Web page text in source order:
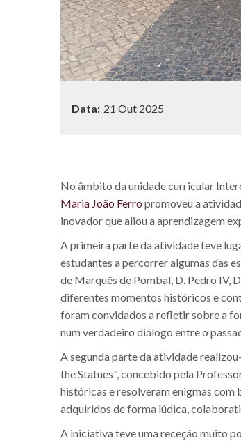
Data: 21 Out 2025
No âmbito da unidade curricular
Maria João Ferropromoveu a
inovador que aliou a aprendizagem
A primeira parte da atividade teve
estudantes a percorrer algumas das
de Marquês de Pombal, D. Pedro IV,
diferentes momentos históricos e
foram convidados a refletir sobre a
num verdadeiro diálogo entre o
A segunda parte da atividade
the Statues", concebido pela
históricas e resolveram enigmas com
adquiridos de forma lúdica,
A iniciativa teve uma receção muito